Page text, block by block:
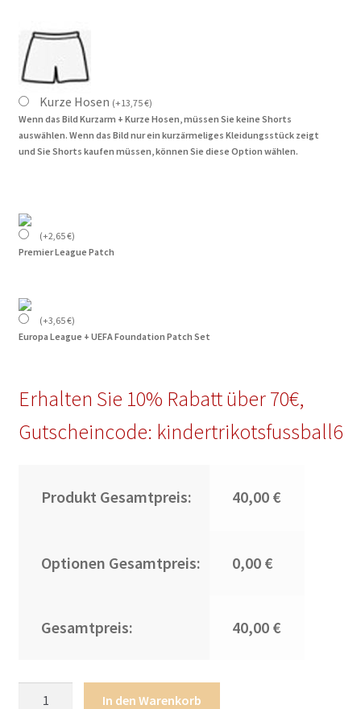
Kurze Hosen (+13,75€)
Wenn das Bild Kurzarm + Kurze Hosen, müssen Sie keine Shorts
auswählen. Wenn das Bild nur ein kurzärmeliges Kleidungsstück zeigt
und Sie Shorts kaufen müssen, können Sie diese Option wählen.
(+2,65€)
Premier League Patch
(+3,65€)
Europa League + UEFA Foundation Patch Set
Erhalten Sie 10% Rabatt über 70€,
Gutscheincode: kindertrikotsfussball6
Produkt Gesamtpreis: 40,00 €
Optionen Gesamtpreis: 0,00 €
Gesamtpreis: 40,00 €
In den Warenkorb